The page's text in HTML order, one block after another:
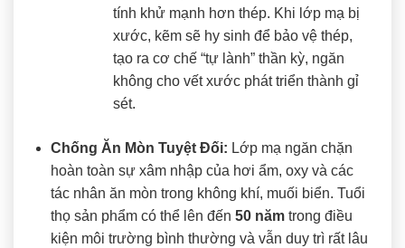
tính khử mạnh hơn thép. Khi lớp mạ bị
xước, kẽm sẽ hy sinh để bảo vệ thép,
tạo ra cơ chế “tự lành” thần kỳ, ngăn
không cho vết xước phát triển thành gỉ
sét.
Chống Ăn Mòn Tuyệt Đối: Lớp mạ ngăn chặn
hoàn toàn sự xâm nhập của hơi ẩm, oxy và các
tác nhân ăn mòn trong không khí, muối biển. Tuổi
thọ sản phẩm có thể lên đến 50 nămtrong điều
kiện môi trường bình thường và vẫn duy trì rất lâu